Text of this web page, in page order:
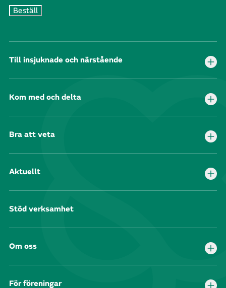
Till insjuknade och närstående
Kom med och delta
Bra att veta
Aktuellt
Stöd verksamhet
Om oss
För föreningar